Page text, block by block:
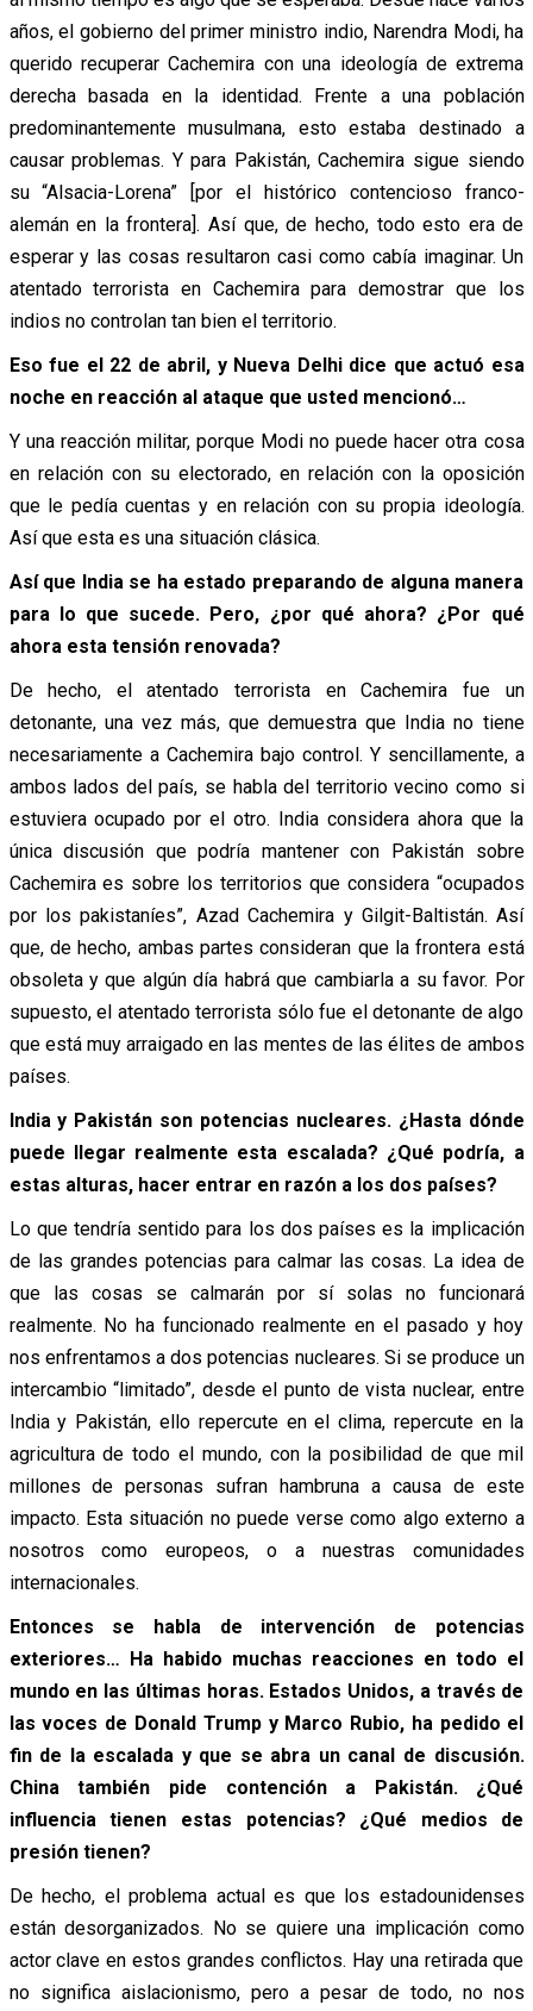
años, el gobierno del primer ministro indio, Narendra Modi, ha
querido recuperar Cachemira con una ideología de extrema
derecha basada en la identidad. Frente a una población
predominantemente musulmana, esto estaba destinado a
causar problemas. Y para Pakistán, Cachemira sigue siendo
su “Alsacia-Lorena” [por el histórico contencioso franco-
alemán en la frontera]. Así que, de hecho, todo esto era de
esperar y las cosas resultaron casi como cabía imaginar. Un
atentado terrorista en Cachemira para demostrar que los
indios no controlan tan bien el territorio.
Eso fue el 22 de abril, y Nueva Delhi dice que actuó esa
noche en reacción al ataque que usted mencionó…
Y una reacción militar, porque Modi no puede hacer otra cosa
en relación con su electorado, en relación con la oposición
que le pedía cuentas y en relación con su propia ideología.
Así que esta es una situación clásica.
Así que India se ha estado preparando de alguna manera
para lo que sucede. Pero, ¿por qué ahora? ¿Por qué
ahora esta tensión renovada?
De hecho, el atentado terrorista en Cachemira fue un
detonante, una vez más, que demuestra que India no tiene
necesariamente a Cachemira bajo control. Y sencillamente, a
ambos lados del país, se habla del territorio vecino como si
estuviera ocupado por el otro. India considera ahora que la
única discusión que podría mantener con Pakistán sobre
Cachemira es sobre los territorios que considera “ocupados
por los pakistaníes”, Azad Cachemira y Gilgit-Baltistán. Así
que, de hecho, ambas partes consideran que la frontera está
obsoleta y que algún día habrá que cambiarla a su favor. Por
supuesto, el atentado terrorista sólo fue el detonante de algo
que está muy arraigado en las mentes de las élites de ambos
países.
India y Pakistán son potencias nucleares. ¿Hasta dónde
puede llegar realmente esta escalada? ¿Qué podría, a
estas alturas, hacer entrar en razón a los dos países?
Lo que tendría sentido para los dos países es la implicación
de las grandes potencias para calmar las cosas. La idea de
que las cosas se calmarán por sí solas no funcionará
realmente. No ha funcionado realmente en el pasado y hoy
nos enfrentamos a dos potencias nucleares. Si se produce un
intercambio “limitado”, desde el punto de vista nuclear, entre
India y Pakistán, ello repercute en el clima, repercute en la
agricultura de todo el mundo, con la posibilidad de que mil
millones de personas sufran hambruna a causa de este
impacto. Esta situación no puede verse como algo externo a
nosotros como europeos, o a nuestras comunidades
internacionales.
Entonces se habla de intervención de potencias
exteriores… Ha habido muchas reacciones en todo el
mundo en las últimas horas. Estados Unidos, a través de
las voces de Donald Trump y Marco Rubio, ha pedido el
fin de la escalada y que se abra un canal de discusión.
China también pide contención a Pakistán. ¿Qué
influencia tienen estas potencias? ¿Qué medios de
presión tienen?
De hecho, el problema actual es que los estadounidenses
están desorganizados. No se quiere una implicación como
actor clave en estos grandes conflictos. Hay una retirada que
no significa aislacionismo, pero a pesar de todo, no nos